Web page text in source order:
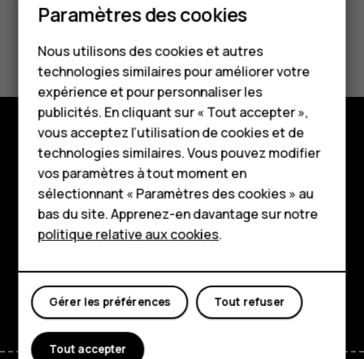
Smartphones
Téléphones classiques
HMD Terra M
Pour les entreprises
Tablettes
Boutique
Mon compte
Oui Non
Boutique
À propos
Planet and people
FacebookInstagram
TiktokYoutubeLinkedinDiscord
Paramètres des cookies
Nous utilisons des cookies et autres
technologies similaires pour améliorer votre
expérience et pour personnaliser les
publicités. En cliquant sur « Tout accepter »,
vous acceptez l’utilisation de cookies et de
technologies similaires. Vous pouvez modifier
vos paramètres à tout moment en
sélectionnant « Paramètres des cookies » au
bas du site. Apprenez-en davantage sur notre
politique relative aux cookies.
Tout refuser
Gérer les préférences
Tout accepter